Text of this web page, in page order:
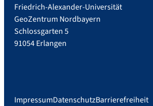
Friedrich-Alexander-Universität
GeoZentrum Nordbayern
Schlossgarten 5
91054 Erlangen
ImpressumDatenschutzBarrierefreiheit